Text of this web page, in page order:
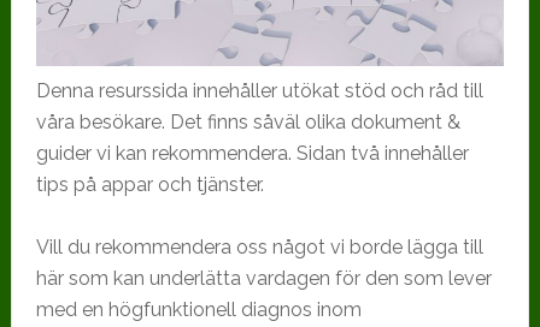
Denna resurssida innehåller utökat stöd och råd till
våra besökare. Det finns såväl olika dokument &
guider vi kan rekommendera. Sidan två innehåller
tips på appar och tjänster.
Vill du rekommendera oss något vi borde lägga till
här som kan underlätta vardagen för den som lever
med en högfunktionell diagnos inom